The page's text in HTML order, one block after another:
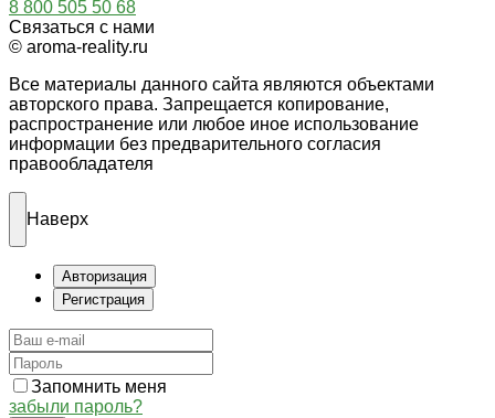
8 800 505 50 68
Связаться с нами
© aroma-reality.ru
Все материалы данного сайта являются объектами
авторского права. Запрещается копирование,
распространение или любое иное использование
информации без предварительного согласия
правообладателя
Наверх
Авторизация
Регистрация
Запомнить меня
забыли пароль?